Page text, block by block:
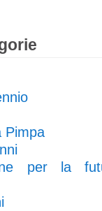
Pimpa
per la